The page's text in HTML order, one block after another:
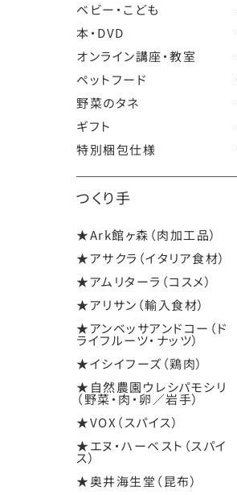
ベビー・こども
本・DVD
オンライン講座・教室
ペットフード
野菜のタネ
ギフト
特別梱包仕様
つくり手
★Ark館ヶ森（肉加工品）
★アサクラ（イタリア食材）
★アムリターラ（コスメ）
★アリサン（輸入食材）
★アンベッサアンドコー（ド
ライフルーツ・ナッツ）
★イシイフーズ（鶏肉）
★自然農園ウレシパモシリ
（野菜・肉・卵／岩手）
★VOX（スパイス）
★エヌ・ハーベスト（スパイ
ス）
★奥井海生堂（昆布）